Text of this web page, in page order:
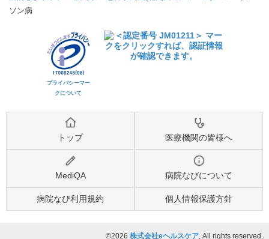
ソン病
プライバシーマー
クについて
トップ 医療機関の皆様へ
MediQA 病院なびについて
病院なび利用規約 個人情報保護方針
©2026 株式会社eヘルスケア, All rights reserved.